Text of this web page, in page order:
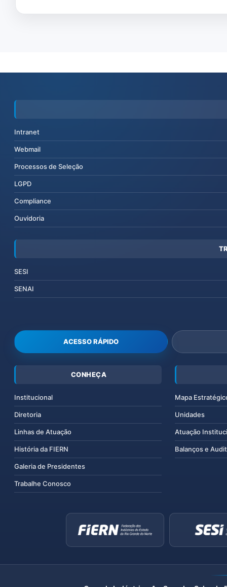
Intranet
Webmail
Processos de Seleção
LGPD
Compliance
Ouvidoria
SESI
SENAI
ACESSO RÁPIDO
CONHEÇA
Institucional
Diretoria
Linhas de Atuação
História da FIERN
Galeria de Presidentes
Trabalhe Conosco
Mapa
Unidades
Atuação
Balanços e